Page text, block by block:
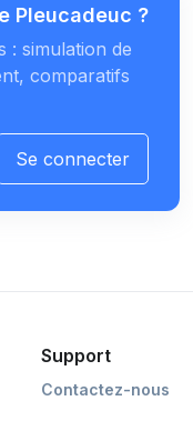
Pleucadeuc ?
: simulation de
comparatifs
Se connecter
Support
Contactez-nous